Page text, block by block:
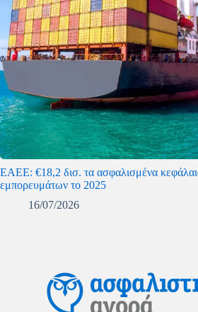
ΕΑΕΕ: €18,2 δισ. τα ασφαλισμένα
εμπορευμάτων το 2025
16/07/2026